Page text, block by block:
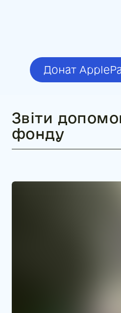
Донат
Звіти
фонду